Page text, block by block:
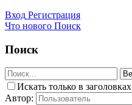
Вход Регистрация
Что нового Поиск
Поиск
Искать только в заголовках
Автор: